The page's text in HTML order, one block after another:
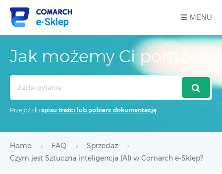
MENU
Jak możemy Ci pomóc?
Przejdź do spisu treści lub pobierz dokumentację
Home FAQ
Sprzedaż
Czym jest Sztuczna inteligencja (AI) w Comarch e-Sklep?